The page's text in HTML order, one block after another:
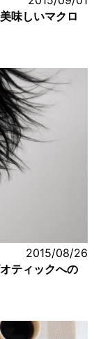
味しいマクロ
2015/08/26
ティックへの